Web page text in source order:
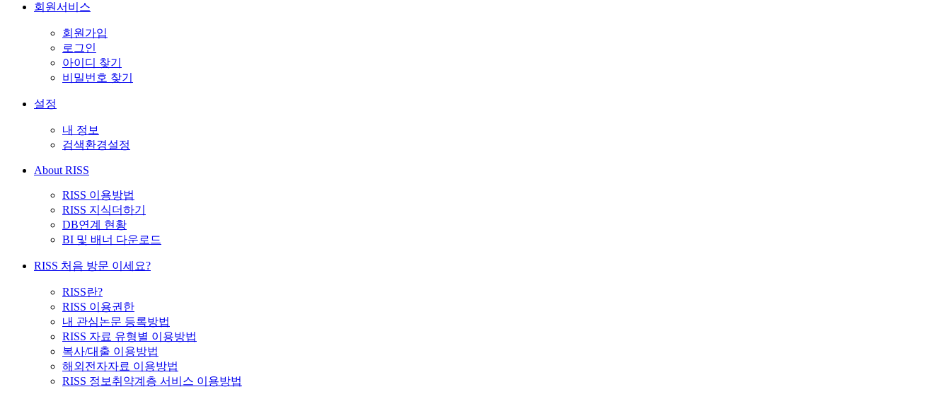
회원서비스
회원가입
로그인
아이디 찾기
비밀번호 찾기
설정
내 정보
검색환경설정
About RISS
RISS 이용방법
RISS 지식더하기
DB연계 현황
BI 및 배너 다운로드
RISS 처음 방문 이세요?
RISS란?
RISS 이용권한
내 관심논문 등록방법
RISS 자료 유형별 이용방법
복사/대출 이용방법
해외전자자료 이용방법
RISS 정보취약계층 서비스 이용방법